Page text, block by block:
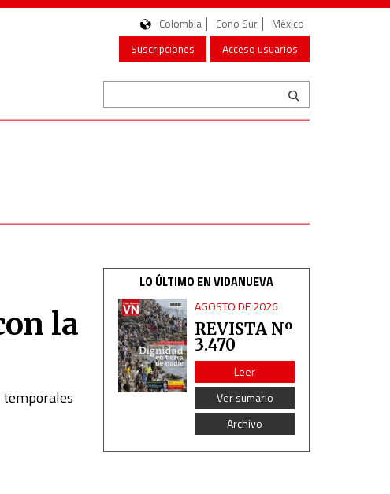
Colombia Cono Sur
México
Suscripciones
Acceso usuarios
la
temporales
LO ÚLTIMO EN VIDANUEVA
AGOSTO DE 2026
REVISTA Nº
3.470
Leer
Ver sumario
Archivo